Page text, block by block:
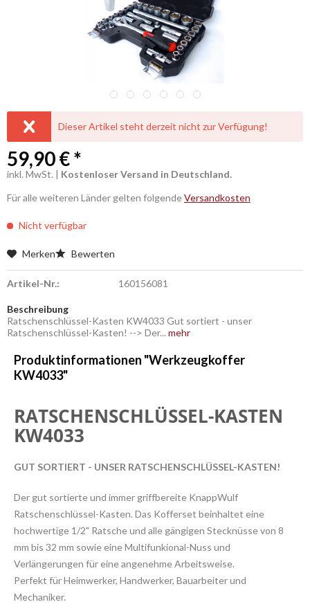
Dieser Artikel steht derzeit nicht zur Verfügung!
59,90 € *
inkl. MwSt. | Kostenloser Versand in Deutschland.
Für alle weiteren Länder gelten folgendeVersandkosten
Nicht verfügbar
Merken Bewerten
Artikel-Nr.: 160156081
Beschreibung
Ratschenschlüssel-Kasten KW4033 Gut sortiert - unser
Ratschenschlüssel-Kasten! --> Der... mehr
Produktinformationen "Werkzeugkoffer
KW4033"
RATSCHENSCHLÜSSEL-KASTEN
KW4033
GUT SORTIERT - UNSER RATSCHENSCHLÜSSEL-KASTEN!
Der gut sortierte und immer griffbereite KnappWulf
Ratschenschlüssel-Kasten. Das Kofferset beinhaltet eine
hochwertige 1/2" Ratsche und alle gängigen Stecknüsse von 8
mm bis 32 mm sowie eine Multifunkional-Nuss und
Verlängerungen für eine angenehme Arbeitsweise.
Perfekt für Heimwerker, Handwerker, Bauarbeiter und
Mechaniker.